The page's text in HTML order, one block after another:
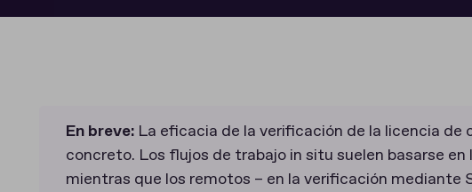
En breve: La eficacia de la verificación de la licencia de
concreto. Los flujos de trabajo in situ suelen basarse
mientras que los remotos – en la verificación mediante